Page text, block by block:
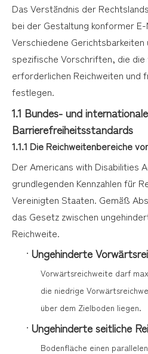
Das Verständnis der
bei der Gestaltung konformer
Verschiedene
spezifische Vorschriften, die
erforderlichen Reichweiten und
festlegen.
1.1 Bundes- und internationale
Barrierefreiheitsstandards
1.1.1 Die Reichweitenbereiche
Der Americans with Disabilities
grundlegenden Kennzahlen für
Vereinigten Staaten. Gemäß
das Gesetz zwischen
Reichweite.
· Ungehinderte
Vorwärtsreichweite darf
die niedrige
über dem Zielboden liegen.
· Ungehinderte seitliche
Bodenfläche einen